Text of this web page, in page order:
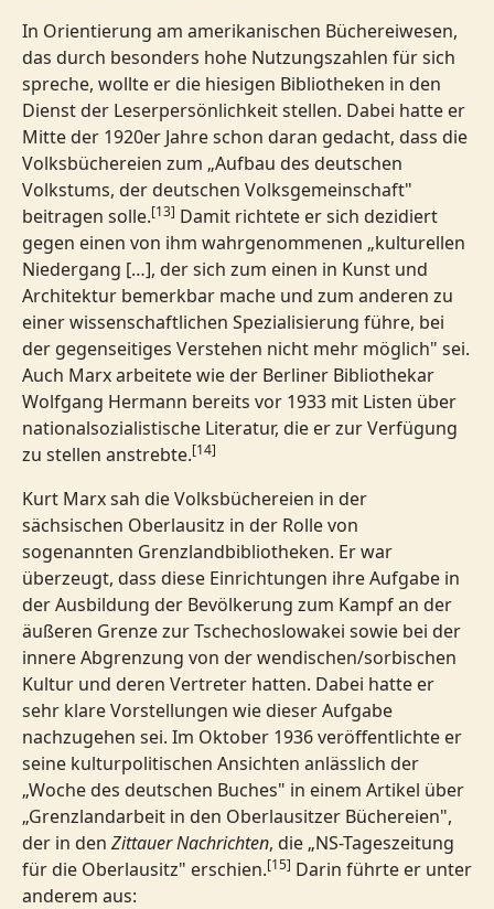
In Orientierung am amerikanischen Büchereiwesen,
das durch besonders hohe Nutzungszahlen für sich
spreche, wollte er die hiesigen Bibliotheken in den
Dienst der Leserpersönlichkeit stellen. Dabei hatte er
Mitte der 1920er Jahre schon daran gedacht, dass die
Volksbüchereien zum „Aufbau des deutschen
Volkstums, der deutschen Volksgemeinschaft"
beitragen solle.[13] Damit richtete er sich dezidiert
gegen einen von ihm wahrgenommenen „kulturellen
Niedergang […], der sich zum einen in Kunst und
Architektur bemerkbar mache und zum anderen zu
einer wissenschaftlichen Spezialisierung führe, bei
der gegenseitiges Verstehen nicht mehr möglich" sei.
Auch Marx arbeitete wie der Berliner Bibliothekar
Wolfgang Hermann bereits vor 1933 mit Listen über
nationalsozialistische Literatur, die er zur Verfügung
zu stellen anstrebte.[14]
Kurt Marx sah die Volksbüchereien in der
sächsischen Oberlausitz in der Rolle von
sogenannten Grenzlandbibliotheken. Er war
überzeugt, dass diese Einrichtungen ihre Aufgabe in
der Ausbildung der Bevölkerung zum Kampf an der
äußeren Grenze zur Tschechoslowakei sowie bei der
innere Abgrenzung von der wendischen/sorbischen
Kultur und deren Vertreter hatten. Dabei hatte er
sehr klare Vorstellungen wie dieser Aufgabe
nachzugehen sei. Im Oktober 1936 veröffentlichte er
seine kulturpolitischen Ansichten anlässlich der
„Woche des deutschen Buches" in einem Artikel über
„Grenzlandarbeit in den Oberlausitzer Büchereien",
der in den Zittauer Nachrichten, die „NS-Tageszeitung
für die Oberlausitz" erschien.[15] Darin führte er unter
anderem aus: